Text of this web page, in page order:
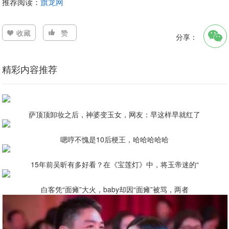
收藏 赞 分享：
精彩内容推荐
萨顶顶卸妆之后，神婆变玉女，网友：早这样早就红了
嗯哼不愧是10后梗王，哈哈哈哈哈
15年前吴昕有多好看？在《宝莲灯》中，将玉帝迷的“
白客凭“面瘫”大火，baby却因“面瘫”被骂，两者